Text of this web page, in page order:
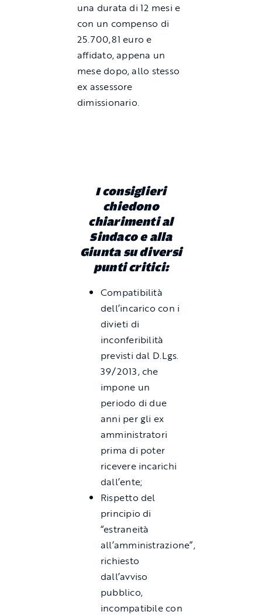
una durata di 12 mesi e
con un compenso di
25.700,81 euro e
affidato, appena un
mese dopo, allo stesso
ex assessore
dimissionario.
I consiglieri
chiedono
chiarimenti al
Sindaco e alla
Giunta su diversi
punti critici:
Compatibilità
dell’incarico con i
divieti di
inconferibilità
previsti dal D.Lgs.
39/2013, che
impone un
periodo di due
anni per gli ex
amministratori
prima di poter
ricevere incarichi
dall’ente;
Rispetto del
principio di
“estraneità
all’amministrazione”,
richiesto
dall’avviso
pubblico,
incompatibile con